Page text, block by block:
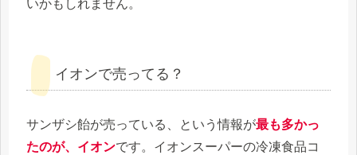
いかもしれません。
イオンで売ってる？
サンザシ飴が売っている、という情報が最も多かっ
たのが、イオンです。イオンスーパーの冷凍食品コ